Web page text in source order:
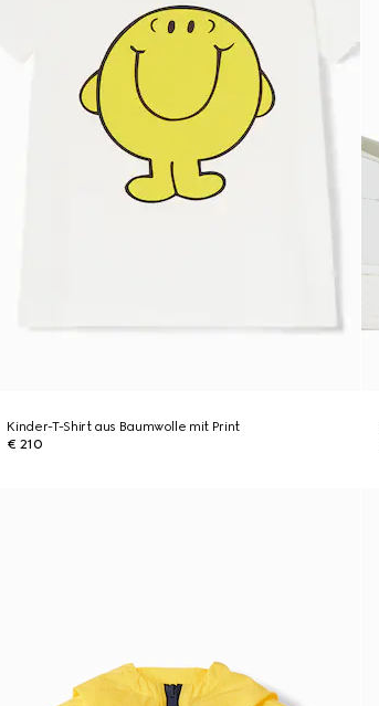
Kinder-T-Shirt aus Baumwolle mit Print
€ 210